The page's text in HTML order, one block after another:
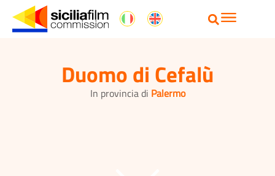
Duomo di Cefalù
In provincia di Palermo